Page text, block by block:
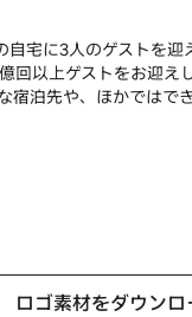
宅に3人のゲストを
回以上ゲストをお迎
宿泊先や、ほかではで
ロゴ素材をダウンロ